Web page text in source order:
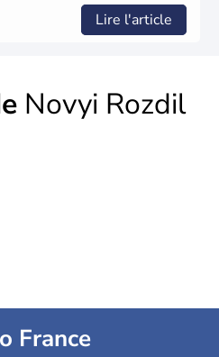
Lire l'article
Novyi Rozdil
France